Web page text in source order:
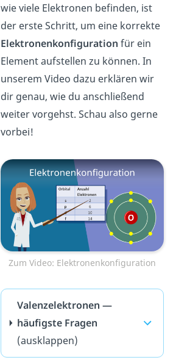
wie viele Elektronen befinden, ist
der erste Schritt, um eine korrekte
Elektronenkonfiguration für ein
Element aufstellen zu können. In
unserem Video dazu erklären wir
dir genau, wie du anschließend
weiter vorgehst. Schau also gerne
vorbei!
Zum Video: Elektronenkonfiguration
Valenzelektronen —
häufigste Fragen
(ausklappen)